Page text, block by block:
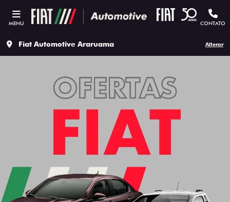
MENU CONTATO
Fiat Automotive Araruama Alterar